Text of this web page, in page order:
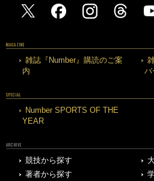
MAGAZINE
雑誌『Number』購読のご案
内
バ
SPECIAL
Number SPORTS OF THE
YEAR
ARCHIVE
競技から探す
著者から探す